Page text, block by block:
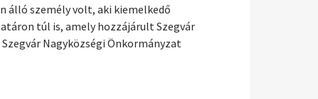
álló személy volt, aki kiemelkedő
túl is, amely hozzájárult Szegvár
Nagyközségi Önkormányzat